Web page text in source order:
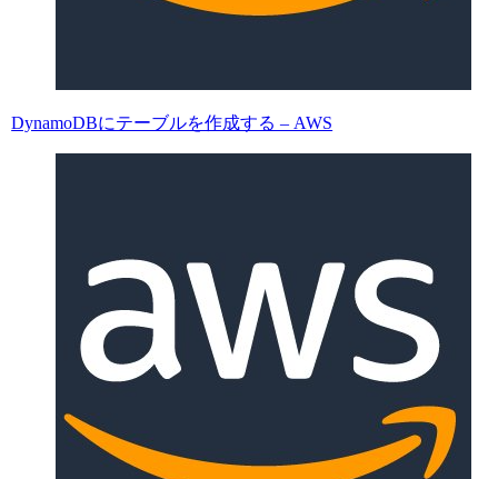
DynamoDBにテーブルを作成する – AWS